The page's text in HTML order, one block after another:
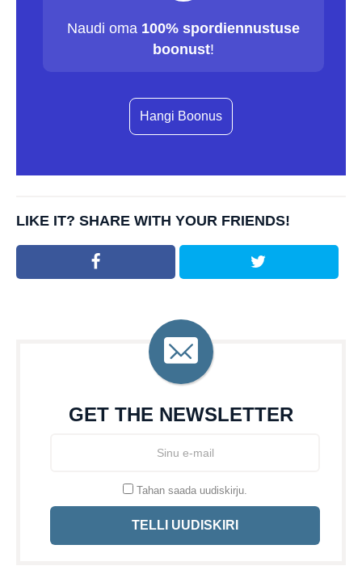
Naudi oma 100% spordiennustuse
boonust!
Hangi Boonus
LIKE IT? SHARE WITH YOUR FRIENDS!
GET THE NEWSLETTER
Tahan saada uudiskirju.
TELLI UUDISKIRI